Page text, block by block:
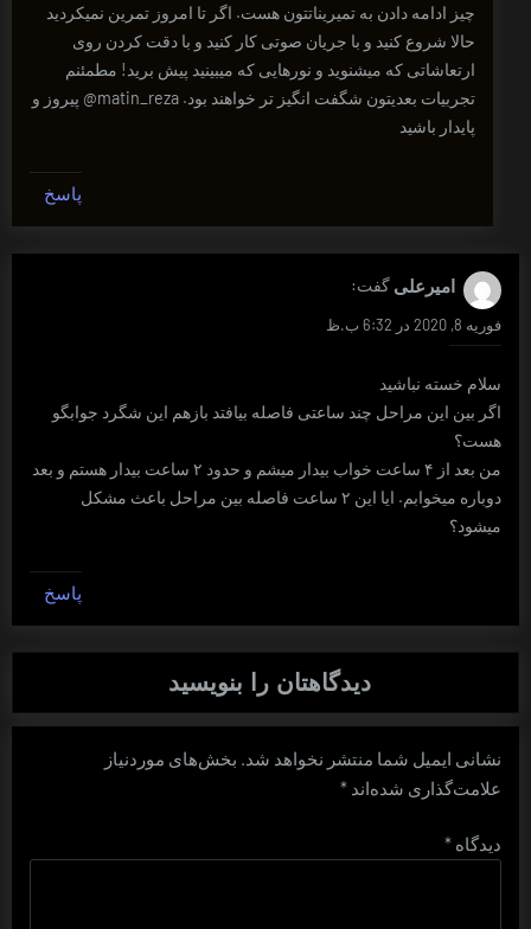
چیز ادامه دادن به تمیریناتتون هست. اگر تا امروز تمرین نمیکردید
حالا شروع کنید و با جریان صوتی کار کنید و با دقت کردن روی
ارتعاشاتی که میشنوید و نورهایی که میبینید پیش برید! مطمئنم
تجربیات بعدیتون شگفت انگیز تر خواهند بود. matin_reza@ پیروز و
پایدار باشید
پاسخ
امیرعلی گفت:
فوریه 8, 2020 در 6:32 ب.ظ
سلام خسته نباشید
اگر بین این مراحل چند ساعتی فاصله بیافتد بازهم این شگرد جوابگو
هست؟
من بعد از ۴ ساعت خواب بیدار میشم و حدود ۲ ساعت بیدار هستم و بعد
دوباره میخوابم. ایا این ۲ ساعت فاصله بین مراحل باعث مشکل
میشود؟
پاسخ
دیدگاهتان را بنویسید
نشانی ایمیل شما منتشر نخواهد شد.
بخش‌های موردنیاز
علامت‌گذاری شده‌اند *
دیدگاه *